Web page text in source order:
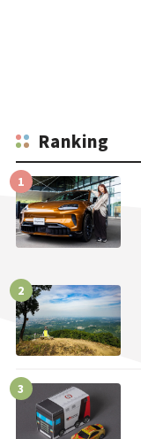
Ranking